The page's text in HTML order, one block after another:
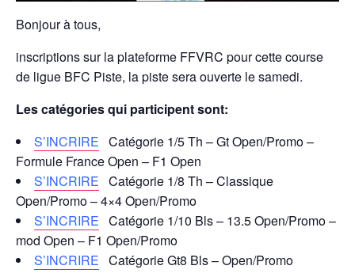
Bonjour à tous,
inscriptions sur la plateforme FFVRC pour cette course
de ligue BFC Piste, la piste sera ouverte le samedi.
Les catégories qui participent sont:
S’INCRIRE Catégorie 1/5 Th – Gt Open/Promo –
Formule France Open – F1 Open
S’INCRIRE Catégorie 1/8 Th – Classique
Open/Promo – 4×4 Open/Promo
S’INCRIRE Catégorie 1/10 Bls – 13.5 Open/Promo –
mod Open – F1 Open/Promo
S’INCRIRE Catégorie Gt8 Bls – Open/Promo